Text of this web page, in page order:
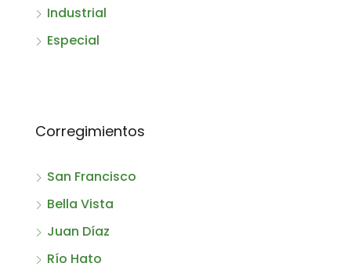
Industrial
Especial
Corregimientos
San Francisco
Bella Vista
Juan Díaz
Río Hato